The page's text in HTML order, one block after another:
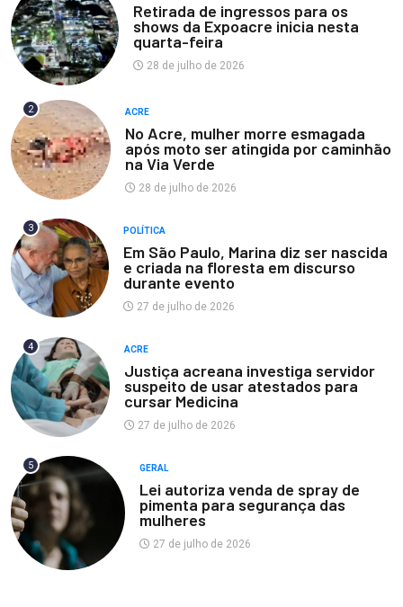
Retirada de ingressos para os
shows da Expoacre inicia nesta
quarta-feira
28 de julho de 2026
2 ACRE
No Acre, mulher morre esmagada
após moto ser atingida por caminhão
na Via Verde
28 de julho de 2026
3 POLÍTICA
Em São Paulo, Marina diz ser nascida
e criada na floresta em discurso
durante evento
27 de julho de 2026
4 ACRE
Justiça acreana investiga servidor
suspeito de usar atestados para
cursar Medicina
27 de julho de 2026
5 GERAL
Lei autoriza venda de spray de
pimenta para segurança das
mulheres
27 de julho de 2026